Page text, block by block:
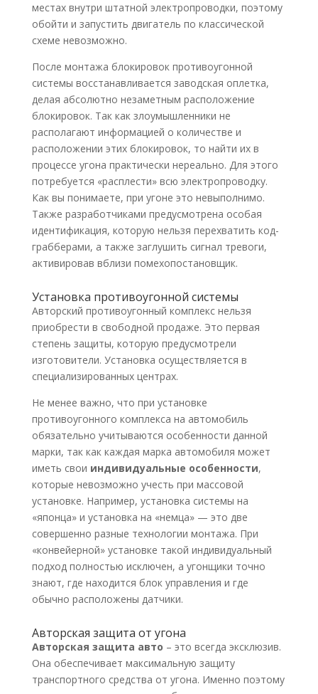
местах внутри штатной электропроводки, поэтому
обойти и запустить двигатель по классической
схеме невозможно.
После монтажа блокировок противоугонной
системы восстанавливается заводская оплетка,
делая абсолютно незаметным расположение
блокировок. Так как злоумышленники не
располагают информацией о количестве и
расположении этих блокировок, то найти их в
процессе угона практически нереально. Для этого
потребуется «расплести» всю электропроводку.
Как вы понимаете, при угоне это невыполнимо.
Также разработчиками предусмотрена особая
идентификация, которую нельзя перехватить код-
грабберами, а также заглушить сигнал тревоги,
активировав вблизи помехопостановщик.
Установка противоугонной системы
Авторский противоугонный комплекс нельзя
приобрести в свободной продаже. Это первая
степень защиты, которую предусмотрели
изготовители. Установка осуществляется в
специализированных центрах.
Не менее важно, что при установке
противоугонного комплекса на автомобиль
обязательно учитываются особенности данной
марки, так как каждая марка автомобиля может
иметь свои индивидуальные особенности,
которые невозможно учесть при массовой
установке. Например, установка системы на
«японца» и установка на «немца» — это две
совершенно разные технологии монтажа. При
«конвейерной» установке такой индивидуальный
подход полностью исключен, а угонщики точно
знают, где находится блок управления и где
обычно расположены датчики.
Авторская защита от угона
Авторская защита авто – это всегда эксклюзив.
Она обеспечивает максимальную защиту
транспортного средства от угона. Именно поэтому